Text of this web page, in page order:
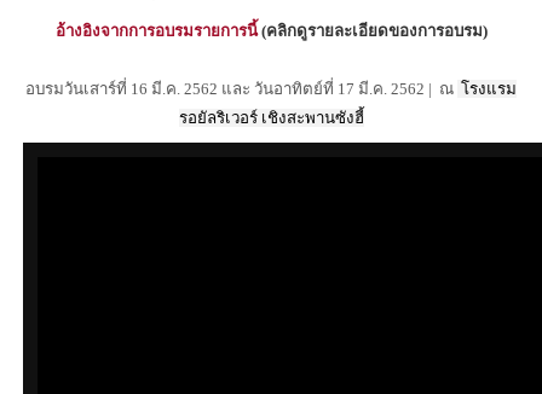
อ้างอิงจากการอบรมรายการนี้(คลิกดูรายละเอียดของการอบรม)
อบรมวันเสาร์ที่ 16 มี.ค. 2562 และ วันอาทิตย์ที่ 17 มี.ค. 2562 | ณ โรงแรม
รอยัลริเวอร์ เชิงสะพานซังฮี้